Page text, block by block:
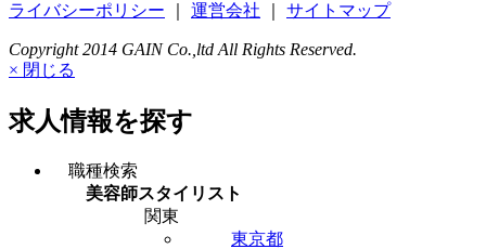
ライバシーポリシー
運営会社 サイトマップ
Copyright 2014 GAIN Co.,ltd All Rights Reserved.
× 閉じる
求人情報を探す
職種検索
美容師スタイリスト
関東
東京都